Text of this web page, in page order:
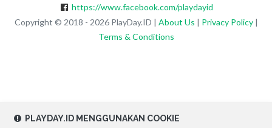
https://www.facebook.com/playdayid
Copyright © 2018 - 2026 PlayDay.ID | About Us | Privacy Policy|
Terms & Conditions
PLAYDAY.ID MENGGUNAKAN COOKIE